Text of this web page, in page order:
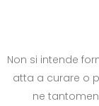
Non si intende
atta a curare o
ne